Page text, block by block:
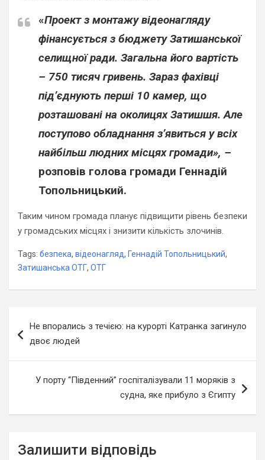
«Проект з монтажу відеонагляду
фінансується з бюджету Затишанської
селищної ради. Загальна його вартість
– 750 тисяч гривень. Зараз фахівці
під’єднують перші 10 камер, що
розташовані на околицях Затишшя. Але
поступово обладнання з’явиться у всіх
найбільш людних місцях громади», –
розповів голова громади Геннадій
Топольницький.
Таким чином громада планує підвищити рівень безпеки
у громадських місцях і знизити кількість злочинів.
Tags: безпека, відеонагляд, Геннадій Топольницький,
Затишанська ОТГ, ОТГ
записів
Не впорались з течією: на курорті Катранка загинуло
двоє людей
У порту “Південний” госпіталізували 11 моряків з
судна, яке прибуло з Єгипту
Залишити відповідь